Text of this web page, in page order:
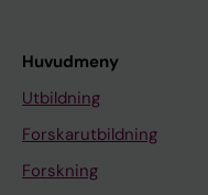
Huvudmeny
Utbildning
Forskarutbildning
Forskning